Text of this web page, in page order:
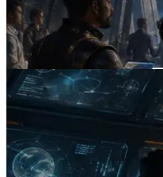
APIs bei Bedarf
Lesen Sie diesen Artikel